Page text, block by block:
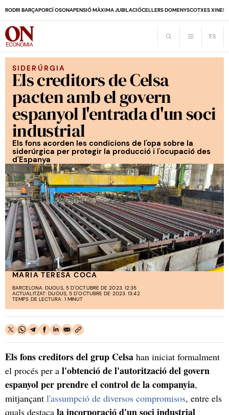
RODRI BARÇAPORCÍ OSONAPENSIÓ MÀXIMA JUBILACIÓCELLERS DOMENYSCOTXES
SIDERÚRGIA
Els creditors de Celsa
pacten amb el govern
espanyol l'entrada d'un soci
industrial
Els fons acorden les condicions de l'opa sobre la
siderúrgica per protegir la producció i l'ocupació des
d'Espanya
MARIA TERESA COCA
BARCELONA. DIJOUS, 5 D'OCTUBRE DE 2023. 12:35
ACTUALITZAT: DIJOUS, 5 D'OCTUBRE DE 2023. 13:42
TEMPS DE LECTURA: 1 MINUT
Els fons creditors del grup Celsa han iniciat formalment
el procés per a l'obtenció de l'autorització del govern
espanyol per prendre el control de la companyia,
mitjançant l'assumpció de diversos compromisos, entre els
quals destaca la incorporació d'un soci industrial